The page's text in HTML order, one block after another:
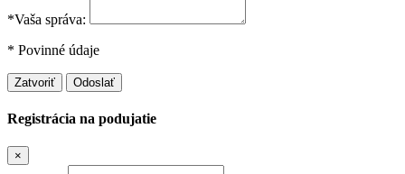
*Vaša správa:
* Povinné údaje
Zatvoriť Odoslať
Registrácia na podujatie
×